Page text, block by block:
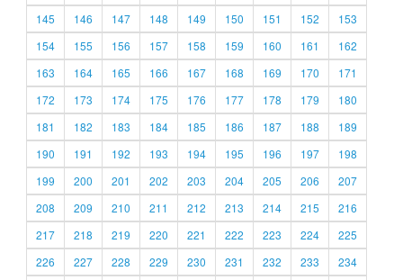
145
146 147 148 149 150 151 152
153
154
155 156 157 158 159 160 161
162
163
164 165 166 167 168 169 170
171
172
173 174 175 176 177 178 179
180
181
182 183 184 185 186 187 188
189
190
191 192 193 194 195 196 197
198
199
200 201 202 203 204 205 206
207
208
209 210 211 212 213 214 215
216
217
218 219 220 221 222 223 224
225
226
227 228 229 230 231 232 233
234